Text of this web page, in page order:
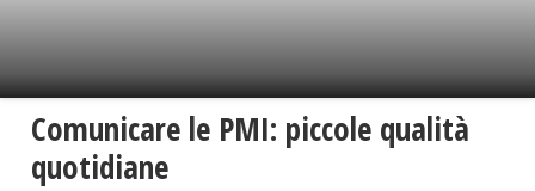
Comunicare le PMI: piccole qualità
quotidiane